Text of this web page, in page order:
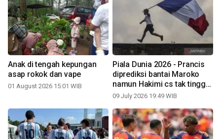
Anak di tengah kepungan
asap rokok dan vape
01 August 2026 15:01 WIB
Piala Dunia 2026 - Prancis
diprediksi bantai Maroko
namun Hakimi cs tak tinggal
diam
09 July 2026 19:49 WIB